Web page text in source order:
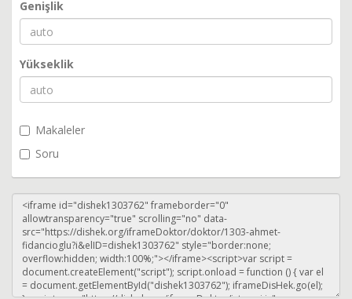
Genişlik
Yükseklik
Makaleler
Soru